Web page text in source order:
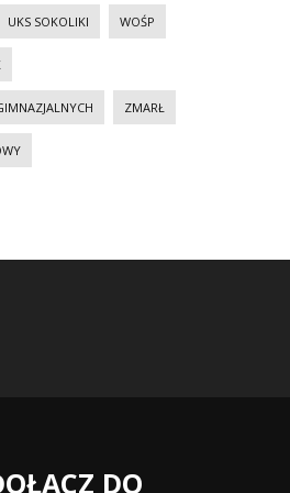
UKS SOKOLIKI WOŚP
ZMARŁ
DO